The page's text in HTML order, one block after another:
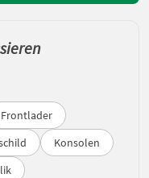
Frontlader
Konsolen